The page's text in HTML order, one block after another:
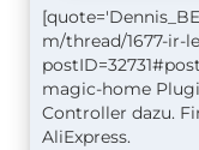
m/thread/1677-ir-
magic-home
Controller dazu.
AliExpress.